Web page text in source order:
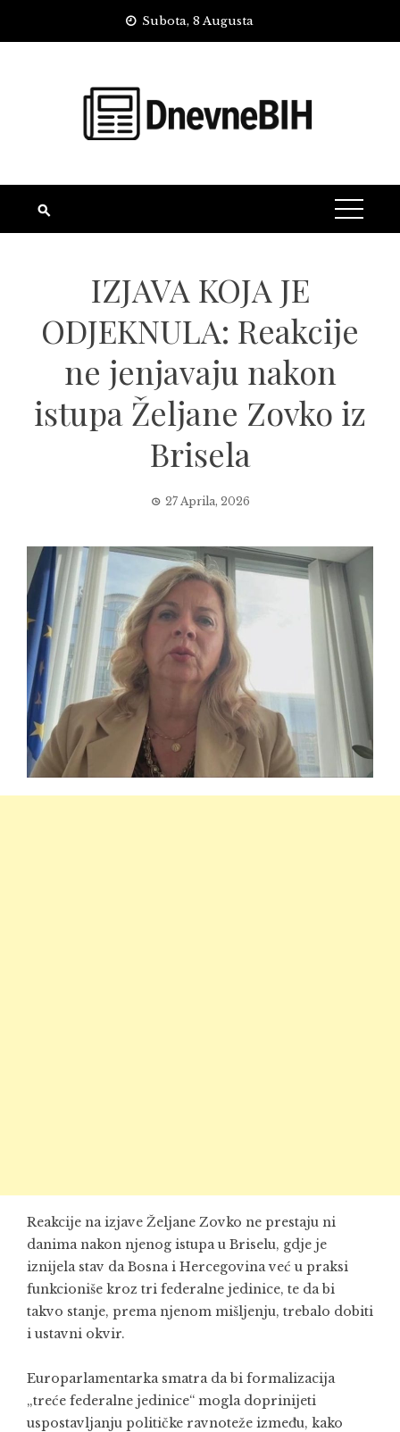
Subota, 8 Augusta
IZJAVA KOJA JE
ODJEKNULA: Reakcije
ne jenjavaju nakon
istupa Željane Zovko iz
Brisela
27 Aprila, 2026
Reakcije na izjave Željane Zovko ne prestaju ni
danima nakon njenog istupa u Briselu, gdje je
iznijela stav da Bosna i Hercegovina već u praksi
funkcioniše kroz tri federalne jedinice, te da bi
takvo stanje, prema njenom mišljenju, trebalo dobiti
i ustavni okvir.
Europarlamentarka smatra da bi formalizacija
„treće federalne jedinice“ mogla doprinijeti
uspostavljanju političke ravnoteže između, kako